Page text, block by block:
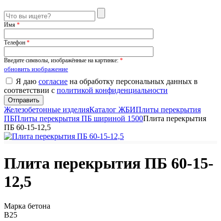
Имя *
Телефон *
Введите символы, изображённые на картинке: *
обновить изображение
Я даю согласие на обработку персональных данных в
соответствии с политикой конфиденциальности
Железобетонные изделияКаталог ЖБИПлиты перекрытия
ПБПлиты перекрытия ПБ шириной 1500Плита перекрытия
ПБ 60-15-12,5
Плита перекрытия ПБ 60-15-
12,5
Марка бетона
B25